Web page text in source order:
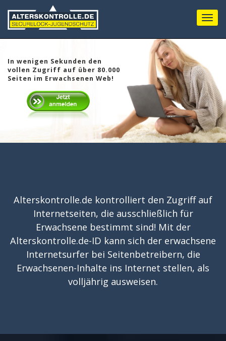
Menu
In wenigen Sekunden den
vollen Zugriff auf über 80.000
Seiten im Erwachsenen Web!
Alterskontrolle.de kontrolliert den Zugriff auf
Internetseiten, die ausschließlich für
Erwachsene bestimmt sind! Mit der
Alterskontrolle.de-ID kann sich der erwachsene
Internetsurfer bei Seitenbetreibern, die
Erwachsenen-Inhalte ins Internet stellen, als
volljährig ausweisen.